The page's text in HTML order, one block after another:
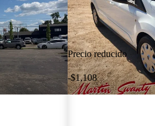
Precio reducido
-$1,108